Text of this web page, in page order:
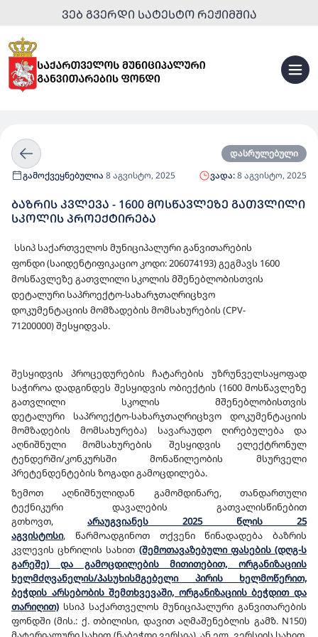
ᲕᲔᲑ ᲒᲕᲔᲠᲓᲘ ᲡᲐᲢᲔᲡᲢᲝ ᲠᲔᲟᲘᲛᲨᲘᲐ
დასრულებული
გამოქვეყნებულია 8 აგვისტო, 2025 ვადა:8 აგვისტო, 2025
ᲑᲐᲖᲠᲘᲡ ᲙᲕᲚᲔᲕᲐ - 1600 ᲛᲝᲡᲬᲐᲕᲚᲔᲖᲔ ᲒᲐᲗᲕᲚᲘᲚᲘ
ᲡᲙᲝᲚᲘᲡ ᲞᲠᲝᲔᲥᲢᲘᲠᲔᲑᲐ
სსიპ საქართველოს მუნიციპალური განვითარების
ფონდი(საიდენტიფიკაციო კოდი:206074193)გეგმავს 1600
მოსწავლეზე გათვლილი სკოლის მშენებლობისთვის
დეტალური საპროექტო-სახარჯთაღრიცხვო
დოკუმენტაციის მომზადების მომსახურების (CPV-
71200000)შესყიდვას.
შესყიდვის პროცედურების ჩატარების უზრუნველსაყოფად
საჭიროა დადგინდეს შესყიდვის ობიექტის (1600 მოსწავლეზე
გათვლილი სკოლის მშენებლობისთვის
დეტალური საპროექტო-სახარჯთაღრიცხვო დოკუმენტაციის
მომზადების მომსახურება) სავარაუდო ღირებულება და
აღნიშნული მომსახურების შესყიდვის ელექტრონულ
ტენდერში/კონკურსში მონაწილეობის მსურველი
პრეტენდენტების ზოგადი გამოცდილება.
ზემოთ აღნიშნულიდან გამომდინარე, თანდართული
ტექნიკური დავალების გათვალისწინებით
გთხოვთ, არაუგვიანეს 2025 წლის 25
აგვისტოსი, წარმოადგინოთ თქვენი წინადადება ბაზრის
კვლევის ცხრილის სახით (შემოთავაზებული ფასების (დღგ-ს
გარეშე) და გამოცდილების მითითებით, ორგანიზაციის
ხელმძღვანელის/პასუხისმგებელი პირის ხელმოწერით,
ბეჭდის არსებობის შემთხვევაში, ორგანიზაციის ბეჭდით და
თარიღით) სსიპ საქართველოს მუნიციპალური განვითარების
ფონდში (მის.: ქ. თბილისი, დავით აღმაშენებლის გამზ. N150)